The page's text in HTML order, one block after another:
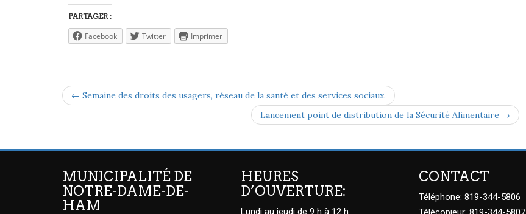
PARTAGER :
Facebook Twitter Imprimer
← Semaine des droits des usagers, réseau de la santé et des services sociaux.
Lancement point de distribution de la Sécurité Alimentaire →
MUNICIPALITÉ DE
NOTRE-DAME-DE-
HAM
HEURES
D’OUVERTURE:
Lundi au jeudi de 9 h à 12 h
CONTACT
Téléphone: 819-344-5806